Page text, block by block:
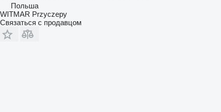
Польша
WITMAR Przyczepy
Связаться с продавцом